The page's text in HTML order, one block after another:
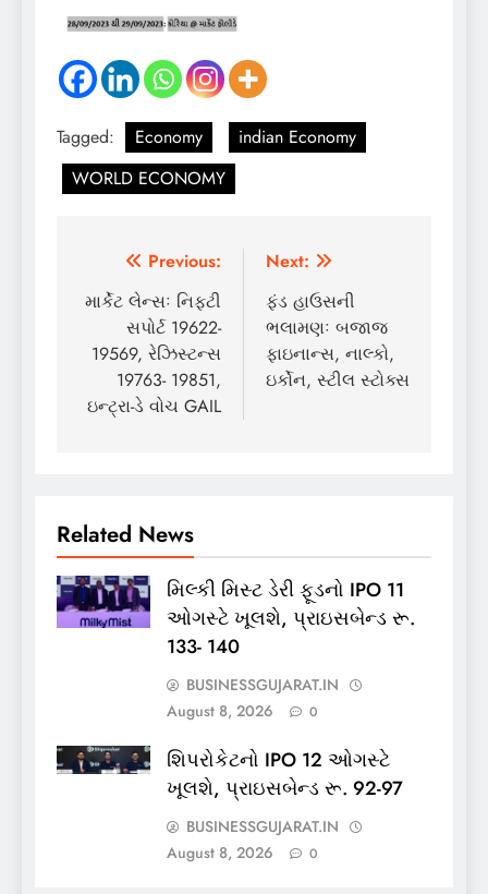
Tagged: Economy
indian Economy
WORLD ECONOMY
Post
navigation
Previous:
માર્કેટ લેન્સઃ નિફ્ટી
સપોર્ટ 19622-
19569, રેઝિસ્ટન્સ
19763- 19851,
ઇન્ટ્રા-ડે વોચ GAIL
Next:
ફંડ હાઉસની
ભલામણઃ બજાજ
ફાઇનાન્સ, નાલ્કો,
ઇર્કોન, સ્ટીલ સ્ટોક્સ
Related News
મિલ્કી મિસ્ટ ડેરી ફૂડનો IPO 11
ઓગસ્ટે ખૂલશે, પ્રાઇસબેન્ડ રૂ.
133- 140
BUSINESSGUJARAT.IN
August 8, 2026
0
શિપરોકેટનો IPO 12 ઓગસ્ટે
ખૂલશે, પ્રાઇસબેન્ડ રૂ. 92-97
BUSINESSGUJARAT.IN
August 8, 2026
0